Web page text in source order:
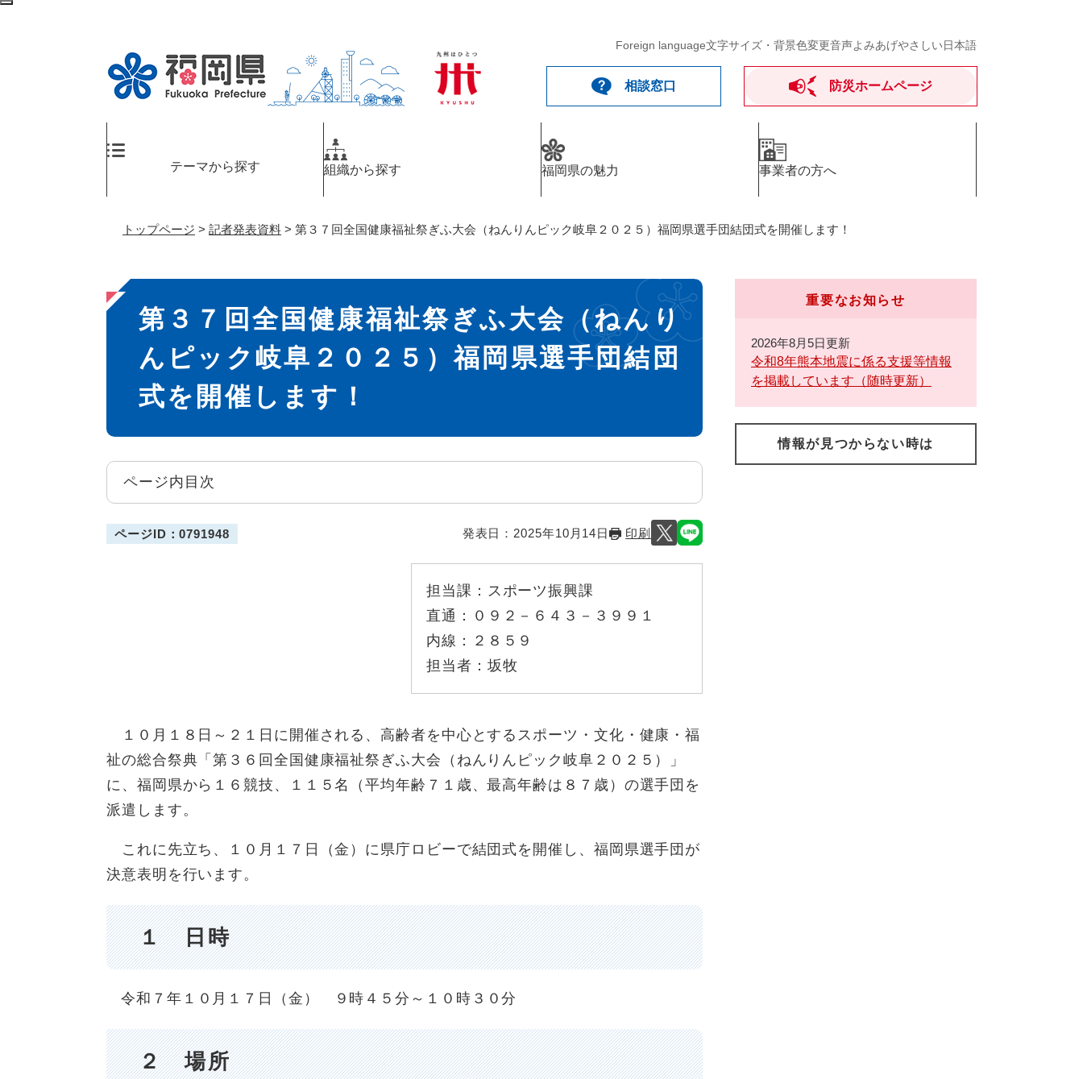
ペ
メ
Foreign language文字サイズ・背景色変更音声よみあげやさしい日本語
相談窓口 防災ホームページ
テーマから探す 組織から探す 福岡県の魅力 事業者の方へ
トップページ > 記者発表資料 > 第３７回全国健康福祉祭ぎふ大会（ねんりんピック岐阜２０２５）福岡県選手団結団式を開催します！
本
文
第３７回全国健康福祉祭ぎふ大会（ねんり
んピック岐阜２０２５）福岡県選手団結団
式を開催します！
ページ内目次
ページID：0791948 発表日： 2025年10月14日 印刷
担当課： スポーツ振興課
直通：
０９２－６４３－３９９１
内線：
２８５９
担当者： 坂牧
１０月１８日～２１日に開催される、高齢者を中心とするスポーツ・文化・健康・福
祉の総合祭典「第３６回全国健康福祉祭ぎふ大会（ねんりんピック岐阜２０２５）」
に、福岡県から１６競技、１１５名（平均年齢７１歳、最高年齢は８７歳）の選手団を
派遣します。
これに先立ち、１０月１７日（金）に県庁ロビーで結団式を開催し、福岡県選手団が
決意表明を行います。
１ 日時
令和７年１０月１７日（金） ９時４５分～１０時３０分
２ 場所
重要なお知らせ
2026年8月5日更新
令和8年熊本地震に係る支援等情報
を掲載しています（随時更新）
情報が見つからない時は